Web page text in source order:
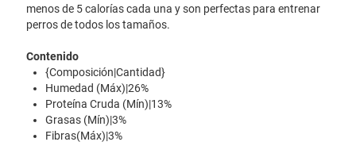
menos de 5 calorías cada una y son perfectas para entrenar
perros de todos los tamaños.
Contenido
{Composición|Cantidad}
Humedad (Máx)|26%
Proteína Cruda (Mín)|13%
Grasas (Mín)|3%
Fibras(Máx)|3%